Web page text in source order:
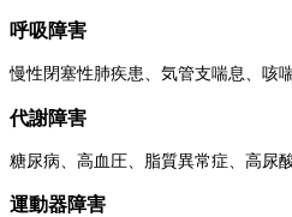
呼吸障害
慢性閉塞性肺疾患、気管支喘息、咳
代謝障害
糖尿病、高血圧、脂質異常症、高尿
運動器障害